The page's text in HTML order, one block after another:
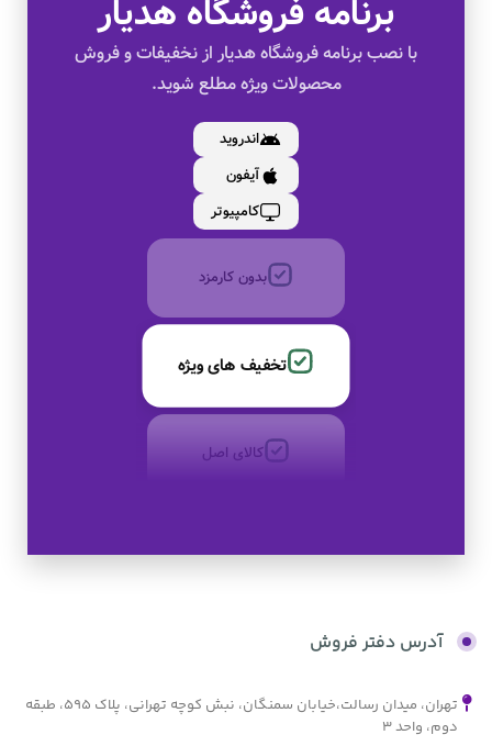
برنامه فروشگاه هدیار
با نصب برنامه فروشگاه هدیار از نخفیفات و فروش
محصولات ویژه مطلع شوید.
اندروید
آیفون
کامپیوتر
تخفیف های ویژه
کالای اصل
به صورت اقساط
بدون کارمزد
تخفیف های ویژه
کالای اصل
آدرس دفتر فروش
تهران، میدان رسالت،خیابان سمنگان، نبش کوچه تهرانی، پلاک ۵۹۵، طبقه
دوم، واحد ۳